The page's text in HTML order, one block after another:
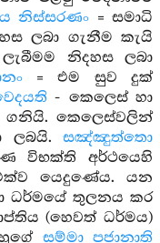
නිස්සරණං = සමාධි
ලබා ගැනීම කැයි
නිදහස ලබා
= එම සුව දුක්
- කෙලෙස් හා
කෙලෙස්වලින්
ලබයි. සඤ්ඤුත්තො
විභක්ති අර්ථයෙහි
යෙදුණේය. යන
ධර්මයේ තුලනය කර
(හෙවත් ධර්මය)
සම්මා පජානාති